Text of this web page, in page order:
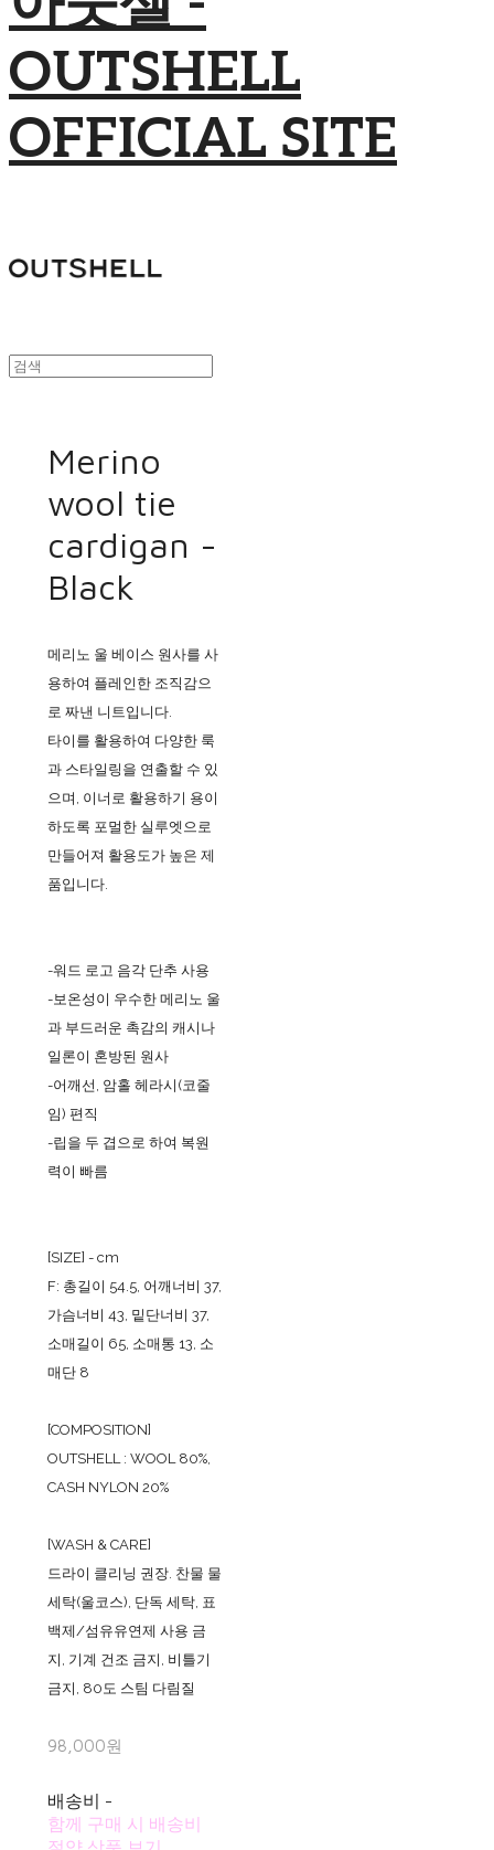
OUTSHELL
OFFICIAL SITE
Merino
wool tie
cardigan -
Black
메리노 울 베이스 원사를 사
용하여 플레인한 조직감으
로 짜낸 니트입니다.
타이를 활용하여 다양한 룩
과 스타일링을 연출할 수 있
으며, 이너로 활용하기 용이
하도록 포멀한 실루엣으로
만들어져 활용도가 높은 제
품입니다.
-워드 로고 음각 단추 사용
-보온성이 우수한 메리노 울
과 부드러운 촉감의 캐시나
일론이 혼방된 원사
-어깨선, 암홀 헤라시(코줄
임) 편직
-립을 두 겹으로 하여 복원
력이 빠름
[SIZE] - cm
F: 총길이 54.5, 어깨너비 37,
가슴너비 43, 밑단너비 37,
소매길이 65, 소매통 13, 소
매단 8
[COMPOSITION]
OUTSHELL : WOOL 80%,
CASH NYLON 20%
[WASH & CARE]
드라이 클리닝 권장. 찬물 물
세탁(울코스), 단독 세탁, 표
백제/섬유유연제 사용 금
지, 기계 건조 금지, 비틀기
금지, 80도 스팀 다림질
98,000원
배송비 -
함께 구매 시 배송비